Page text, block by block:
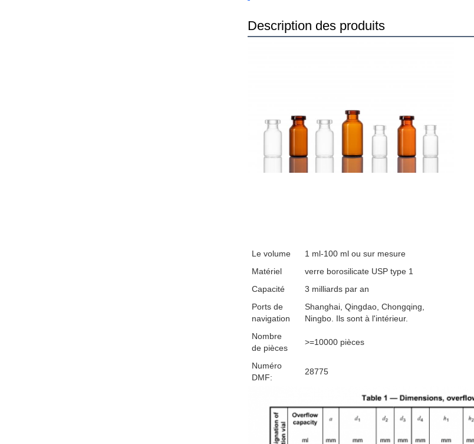
Description des produits
Le volume
1 ml-100 ml ou sur mesure
Matériel
verre borosilicate USP type 1
Capacité
3 milliards par an
Ports de
navigation
Shanghai, Qingdao, Chongqing,
Ningbo. Ils sont à l'intérieur.
Nombre
de pièces
>=10000 pièces
Numéro
DMF:
28775